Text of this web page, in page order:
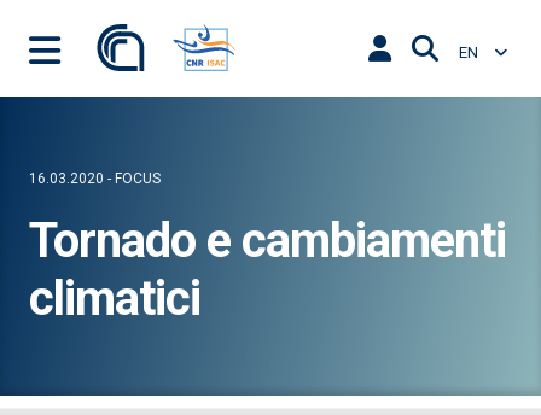
EN
16.03.2020 - FOCUS
Tornado e cambiamenti
climatici